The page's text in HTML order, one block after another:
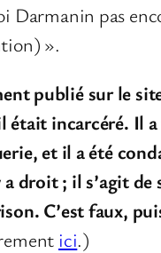
Darmanin pas
».
publié sur le
était incarcéré. Il
et il a été
droit ; il s’agit de
C’est faux,
ici.)